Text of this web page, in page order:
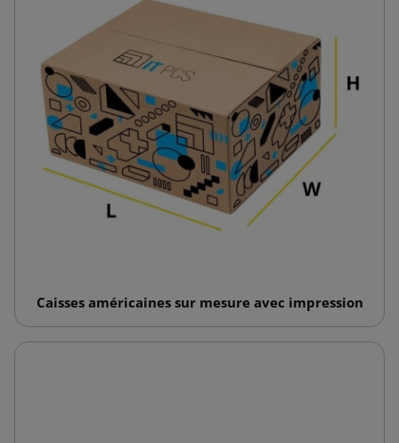
Caisses américaines sur mesure avec impression